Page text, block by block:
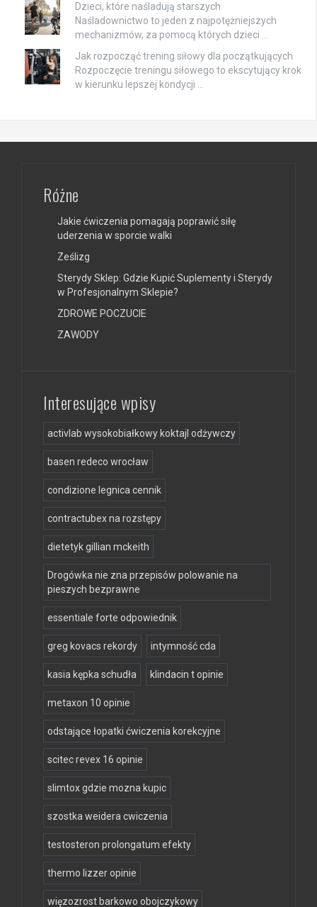
Dzieci, które naśladują starszych
Naśladownictwo to jeden z najpotężniejszych
mechanizmów, za pomocą których dzieci …
Jak rozpocząć trening siłowy dla początkujących
Rozpoczęcie treningu siłowego to ekscytujący krok
w kierunku lepszej kondycji …
Różne
Jakie ćwiczenia pomagają poprawić siłę
uderzenia w sporcie walki
Ześlizg
Sterydy Sklep: Gdzie Kupić Suplementy i Sterydy
w Profesjonalnym Sklepie?
ZDROWE POCZUCIE
ZAWODY
Interesujące wpisy
activlab wysokobiałkowy koktajl odżywczy
basen redeco wrocław
condizione legnica cennik
contractubex na rozstępy
dietetyk gillian mckeith
Drogówka nie zna przepisów polowanie na
pieszych bezprawne
essentiale forte odpowiednik
greg kovacs rekordy intymność cda
kasia kępka schudła klindacin t opinie
metaxon 10 opinie
odstające łopatki ćwiczenia korekcyjne
scitec revex 16 opinie
slimtox gdzie mozna kupic
szostka weidera cwiczenia
testosteron prolongatum efekty
thermo lizzer opinie
więzozrost barkowo obojczykowy